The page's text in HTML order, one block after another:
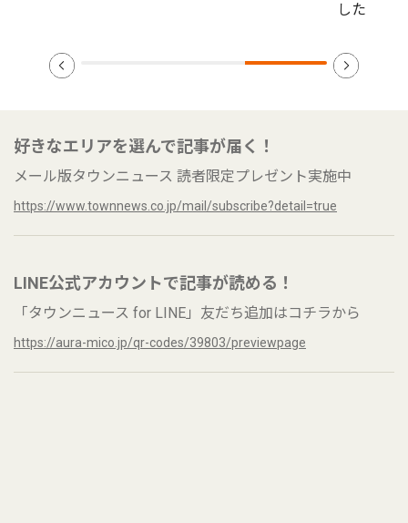
した
好きなエリアを選んで記事が届く！
メール版タウンニュース 読者限定プレゼント実施中
https://www.townnews.co.jp/mail/subscribe?detail=true
LINE公式アカウントで記事が読める！
「タウンニュース for LINE」友だち追加はコチラから
https://aura-mico.jp/qr-codes/39803/previewpage